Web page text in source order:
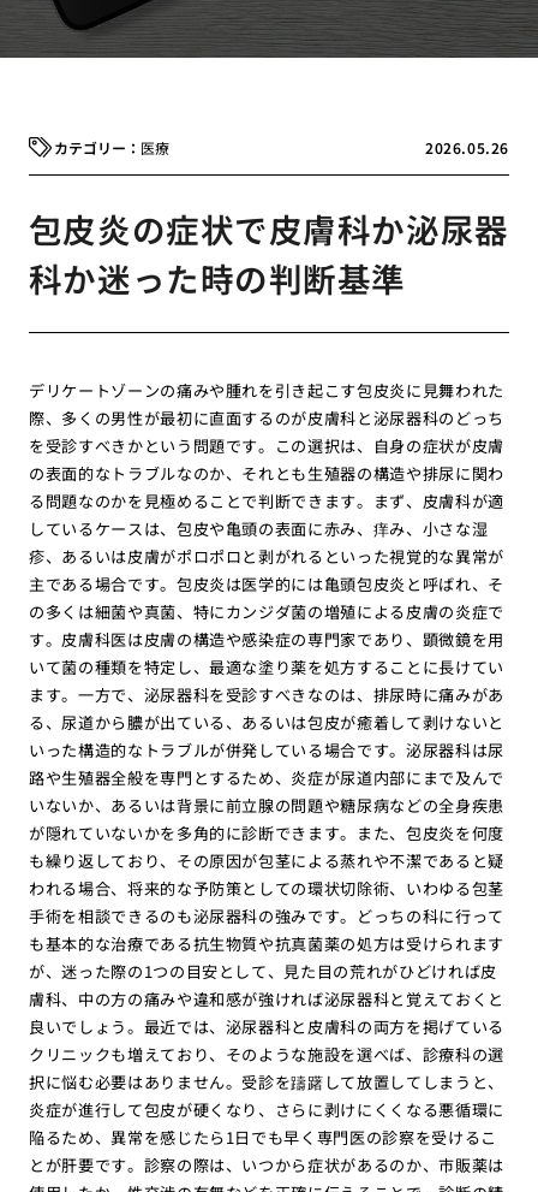
2026.05.26
医療
包皮炎の症状で皮膚科か泌尿器
科か迷った時の判断基準
デリケートゾーンの痛みや腫れを引き起こす包皮炎に見舞われた
際、多くの男性が最初に直面するのが皮膚科と泌尿器科のどっち
を受診すべきかという問題です。この選択は、自身の症状が皮膚
の表面的なトラブルなのか、それとも生殖器の構造や排尿に関わ
る問題なのかを見極めることで判断できます。まず、皮膚科が適
しているケースは、包皮や亀頭の表面に赤み、痒み、小さな湿
疹、あるいは皮膚がポロポロと剥がれるといった視覚的な異常が
主である場合です。包皮炎は医学的には亀頭包皮炎と呼ばれ、そ
の多くは細菌や真菌、特にカンジダ菌の増殖による皮膚の炎症で
す。皮膚科医は皮膚の構造や感染症の専門家であり、顕微鏡を用
いて菌の種類を特定し、最適な塗り薬を処方することに長けてい
ます。一方で、泌尿器科を受診すべきなのは、排尿時に痛みがあ
る、尿道から膿が出ている、あるいは包皮が癒着して剥けないと
いった構造的なトラブルが併発している場合です。泌尿器科は尿
路や生殖器全般を専門とするため、炎症が尿道内部にまで及んで
いないか、あるいは背景に前立腺の問題や糖尿病などの全身疾患
が隠れていないかを多角的に診断できます。また、包皮炎を何度
も繰り返しており、その原因が包茎による蒸れや不潔であると疑
われる場合、将来的な予防策としての環状切除術、いわゆる包茎
手術を相談できるのも泌尿器科の強みです。どっちの科に行って
も基本的な治療である抗生物質や抗真菌薬の処方は受けられます
が、迷った際の1つの目安として、見た目の荒れがひどければ皮
膚科、中の方の痛みや違和感が強ければ泌尿器科と覚えておくと
良いでしょう。最近では、泌尿器科と皮膚科の両方を掲げている
クリニックも増えており、そのような施設を選べば、診療科の選
択に悩む必要はありません。受診を躊躇して放置してしまうと、
炎症が進行して包皮が硬くなり、さらに剥けにくくなる悪循環に
陥るため、異常を感じたら1日でも早く専門医の診察を受けるこ
とが肝要です。診察の際は、いつから症状があるのか、市販薬は